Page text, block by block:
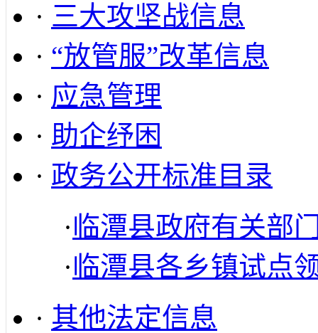
· 三大攻坚战信息
· “放管服”改革信息
· 应急管理
· 助企纾困
· 政务公开标准目录
·临潭县政府有关部
·临潭县各乡镇试点
· 其他法定信息